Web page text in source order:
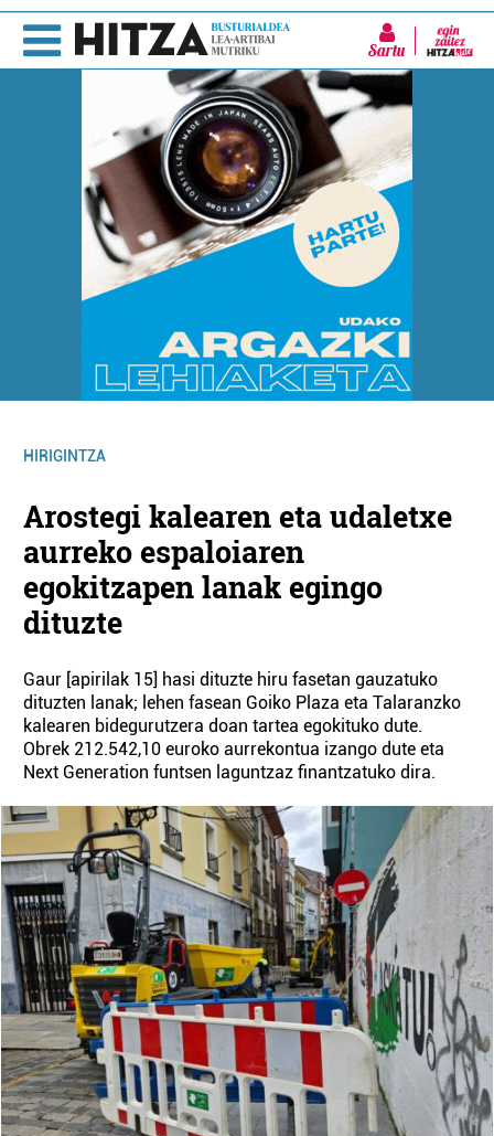
Sartu
HIRIGINTZA
Arostegi kalearen eta udaletxe
aurreko espaloiaren
egokitzapen lanak egingo
dituzte
Gaur [apirilak 15] hasi dituzte hiru fasetan gauzatuko
dituzten lanak; lehen fasean Goiko Plaza eta Talaranzko
kalearen bidegurutzera doan tartea egokituko dute.
Obrek 212.542,10 euroko aurrekontua izango dute eta
Next Generation funtsen laguntzaz finantzatuko dira.